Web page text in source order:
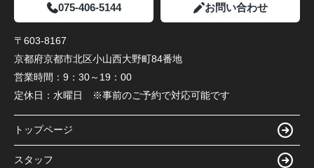
075-406-5144 お問い合わせ
〒603-8167
京都府京都市北区小山西大野町84番地
営業時間： 9：30～19：00
定休日： 水曜日 ※事前のご予約で対応可能です
トップページ
スタッフ